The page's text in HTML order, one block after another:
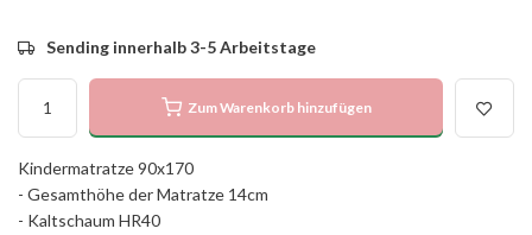
Sending innerhalb 3-5 Arbeitstage
Zum Warenkorb hinzufügen
Kindermatratze 90x170
- Gesamthöhe der Matratze 14cm
- Kaltschaum HR40